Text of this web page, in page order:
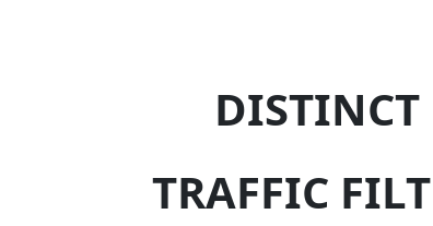
DISTINCT
TRAFFIC